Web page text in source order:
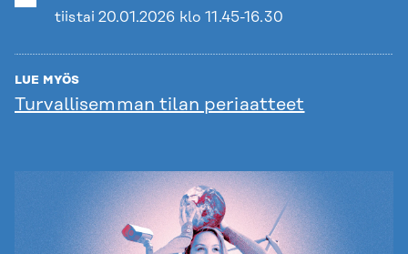
tiistai 20.01.2026 klo 11.45-16.30
LUE MYÖS
Turvallisemman tilan periaatteet